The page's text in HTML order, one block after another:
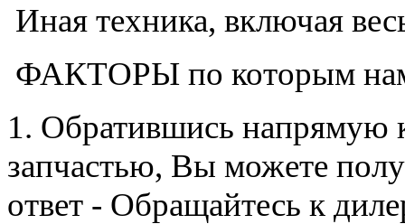
Иная техника, включая
ФАКТОРЫ по которым
1. Обратившись напрямую
запчастью, Вы можете
ответ - Обращайтесь к